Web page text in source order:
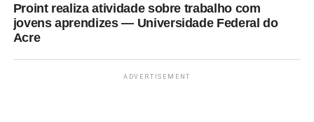
Proint realiza atividade sobre trabalho com
jovens aprendizes — Universidade Federal do
Acre
ADVERTISEMENT